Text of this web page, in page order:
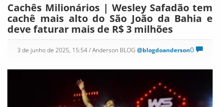
Cachês Milionários | Wesley Safadão tem
cachê mais alto do São João da Bahia e
deve faturar mais de R$ 3 milhões
0
3 de junho de 2025, 15:54/ Anderson BLOG @blogdoanderson